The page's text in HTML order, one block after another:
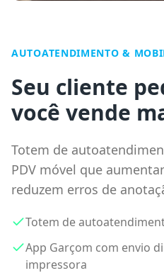
AUTOATENDIMENTO &
Seu cliente
você vende
Totem de
PDV móvel que
reduzem erros de
Totem de
App Garçom com envio
impressora